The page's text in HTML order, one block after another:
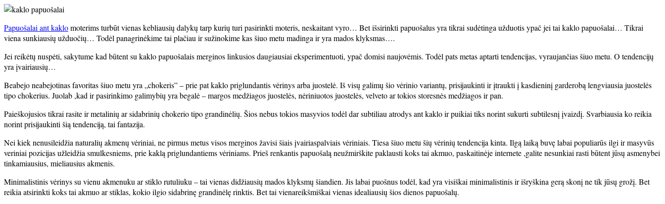
Papuošalai ant kaklomoterims turbūt vienas kebliausių dalykų tarp kurių turi pasirinkti moteris, neskaitant vyro… Bet išsirinkti papuošalus yra tikrai sudėtinga užduotis ypač jei tai kaklo papuošalai… Tikrai
viena sunkiausių užduočių… Todėl panagrinėkime tai plačiau ir sužinokime kas šiuo metu madinga ir yra mados klyksmas….
Jei reikėtų nuspėti, sakytume kad būtent su kaklo papuošalais merginos linkusios daugiausiai eksperimentuoti, ypač domisi naujovėmis. Todėl pats metas aptarti tendencijas, vyraujančias šiuo metu. O tendencijų
yra įvairiausių…
Beabejo neabejotinas favoritas šiuo metu yra „chokeris” – prie pat kaklo priglundantis vėrinys arba juostelė. Iš visų galimų šio vėrinio variantų, prisijaukinti ir įtraukti į kasdieninį garderobą lengviausia juostelės
tipo chokerius. Juolab ,kad ir pasirinkimo galimybių yra begalė – margos medžiagos juostelės, nėriniuotos juostelės, velveto ar tokios storesnės medžiagos ir pan.
Paieškojusios tikrai rasite ir metalinių ar sidabrinių chokerio tipo grandinėlių. Šios nebus tokios masyvios todėl dar subtiliau atrodys ant kaklo ir puikiai tiks norint sukurti subtilesnį įvaizdį. Svarbiausia ko reikia
norint prisijaukinti šią tendenciją, tai fantazija.
Nei kiek nenusileidžia naturalių akmenų vėriniai, ne pirmus metus visos merginos žavisi šiais įvairiaspalviais vėriniais. Tiesa šiuo metu šių vėrinių tendencija kinta. Ilgą laiką buvę labai populiarūs ilgi ir masyvūs
veriniai pozicijas užleidžia smulkesniems, prie kaklą priglundantiems vėriniams. Prieš renkantis papuošalą neužmirškite paklausti koks tai akmuo, paskaitinėje internete ,galite nesunkiai rasti būtent jūsų asmenybei
tinkamiausius, mieliausius akmenis.
Minimalistinis vėrinys su vienu akmenuku ar stiklo rutuliuku – tai vienas didžiausių mados klyksmų šiandien. Jis labai puošnus todėl, kad yra visiškai minimalistinis ir išryškina gerą skonį ne tik jūsų grožį. Bet
reikia atsirinkti koks tai akmuo ar stiklas, kokio ilgio sidabrinę grandinėlę rinktis. Bet tai vienareikšmiškai vienas idealiausių šios dienos papuošalų.